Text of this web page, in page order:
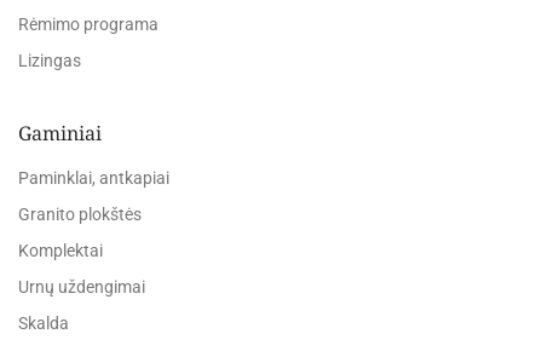
Rėmimo programa
Lizingas
Gaminiai
Paminklai, antkapiai
Granito plokštės
Komplektai
Urnų uždengimai
Skalda